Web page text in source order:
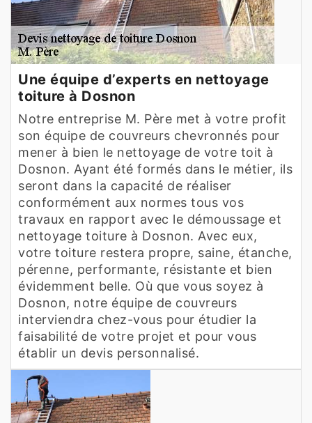
Une équipe d’experts en nettoyage
toiture à Dosnon
Notre entreprise M. Père met à votre profit
son équipe de couvreurs chevronnés pour
mener à bien le nettoyage de votre toit à
Dosnon. Ayant été formés dans le métier, ils
seront dans la capacité de réaliser
conformément aux normes tous vos
travaux en rapport avec le démoussage et
nettoyage toiture à Dosnon. Avec eux,
votre toiture restera propre, saine, étanche,
pérenne, performante, résistante et bien
évidemment belle. Où que vous soyez à
Dosnon, notre équipe de couvreurs
interviendra chez-vous pour étudier la
faisabilité de votre projet et pour vous
établir un devis personnalisé.